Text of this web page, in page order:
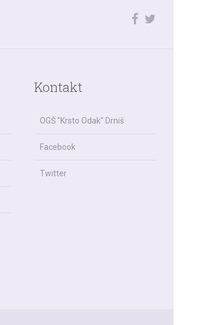
Kontakt
OGŠ "Krsto Odak" Drniš
Facebook
Twitter